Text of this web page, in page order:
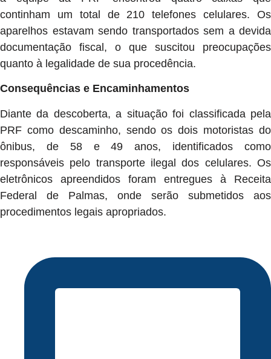
continham um total de 210 telefones celulares. Os
aparelhos estavam sendo transportados sem a devida
documentação fiscal, o que suscitou preocupações
quanto à legalidade de sua procedência.
Consequências e Encaminhamentos
Diante da descoberta, a situação foi classificada pela
PRF como descaminho, sendo os dois motoristas do
ônibus, de 58 e 49 anos, identificados como
responsáveis pelo transporte ilegal dos celulares. Os
eletrônicos apreendidos foram entregues à Receita
Federal de Palmas, onde serão submetidos aos
procedimentos legais apropriados.